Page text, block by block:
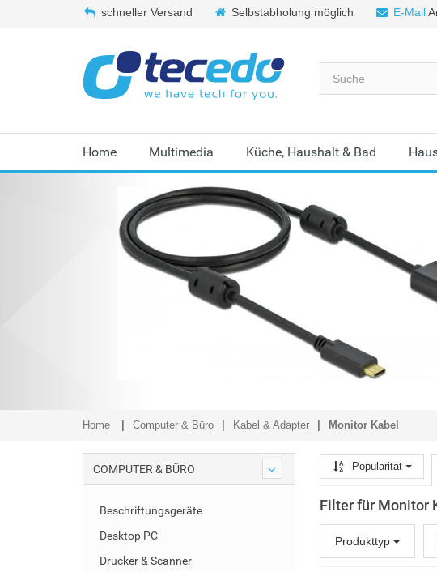
schneller Versand Selbstabholung möglich E-Mail
Home Multimedia Küche, Haushalt & Bad
Home Computer & Büro Kabel & Adapter Monitor Kabel
COMPUTER & BÜRO
Beschriftungsgeräte
Desktop PC
Drucker & Scanner
Popularität
Filter für Monitor
Produkttyp